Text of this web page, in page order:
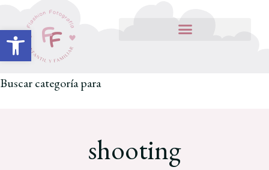
Abrir barra de herramientas
Buscar categoría para
shooting